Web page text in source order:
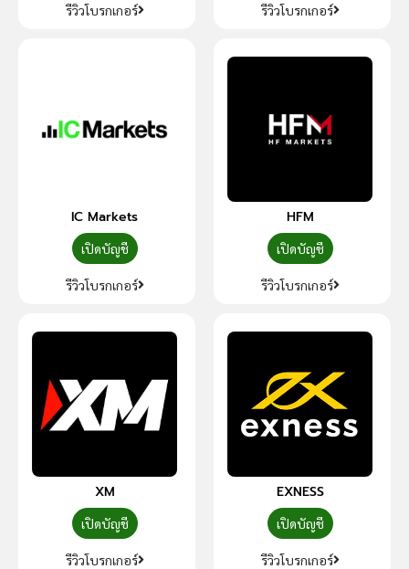
รีวิวโบรกเกอร์ รีวิวโบรกเกอร์
IC Markets
เปิดบัญชี
รีวิวโบรกเกอร์
HFM
เปิดบัญชี
รีวิวโบรกเกอร์
XM
เปิดบัญชี
รีวิวโบรกเกอร์
EXNESS
เปิดบัญชี
รีวิวโบรกเกอร์